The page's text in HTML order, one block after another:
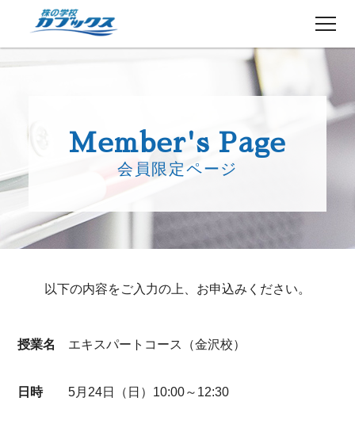
コース紹介
講師紹介
授業日程
生徒さんの声
講師ブログ
お知らせ
Member's Page
会員限定ページ
以下の内容をご入力の上、お申込みください。
授業名 エキスパートコース（金沢校）
日時5月24日（日）10:00～12:30